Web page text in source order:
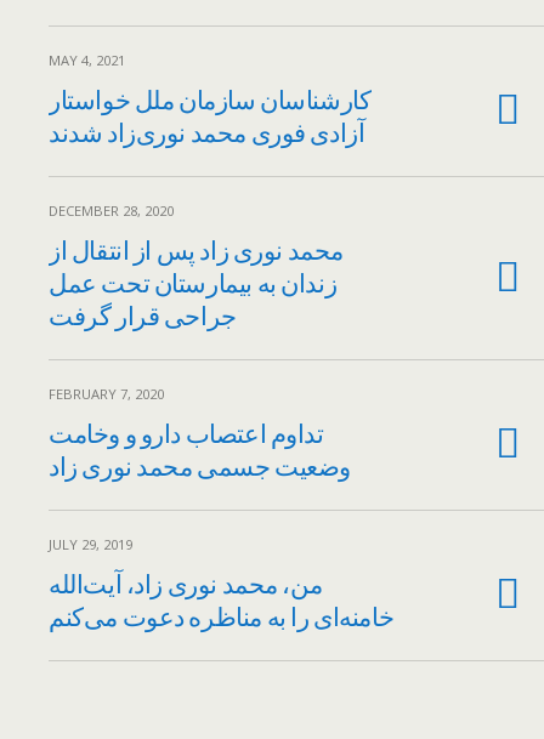
MAY 4, 2021
کارشناسان سازمان ملل خواستار
آزادی فوری محمد نوری‌زاد شدند
DECEMBER 28, 2020
محمد نوری زاد پس از انتقال از
زندان به بیمارستان تحت عمل
جراحی قرار گرفت
FEBRUARY 7, 2020
تداوم اعتصاب دارو و وخامت
وضعیت جسمی محمد نوری زاد
JULY 29, 2019
من، محمد نوری زاد، آیت‌الله
خامنه‌ای را به مناظره دعوت می‌کنم